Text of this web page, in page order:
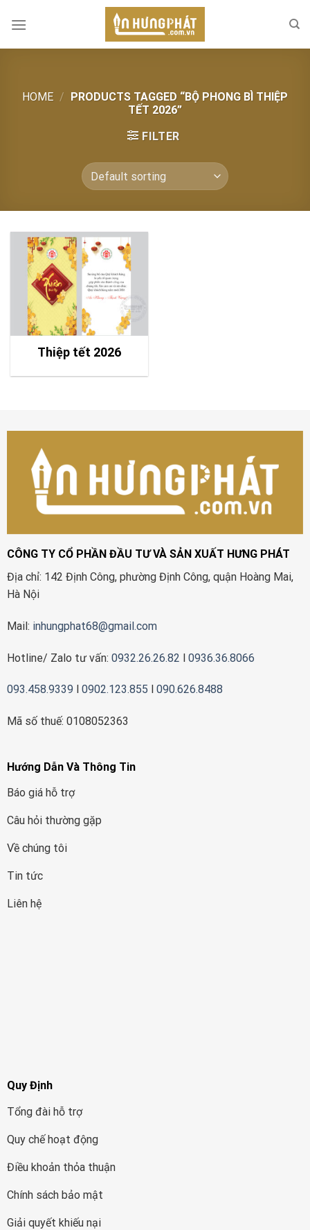
HOME / PRODUCTS TAGGED “BỘ PHONG BÌ THIỆP
TẾT 2026”
FILTER
Thiệp tết 2026
CÔNG TY CỔ PHẦN ĐẦU TƯ VÀ SẢN XUẤT HƯNG PHÁT
Địa chỉ: 142 Định Công, phường Định Công, quận Hoàng Mai,
Hà Nội
Mail: inhungphat68@gmail.com
Hotline/ Zalo tư vấn: 0932.26.26.82 l 0936.36.8066
093.458.9339 0902.123.855 090.626.8488
Mã số thuế: 0108052363
Hướng Dẫn Và Thông Tin
Báo giá hỗ trợ
Câu hỏi thường gặp
Về chúng tôi
Tin tức
Liên hệ
Quy Định
Tổng đài hỗ trợ
Quy chế hoạt động
Điều khoản thỏa thuận
Chính sách bảo mật
Giải quyết khiếu nại